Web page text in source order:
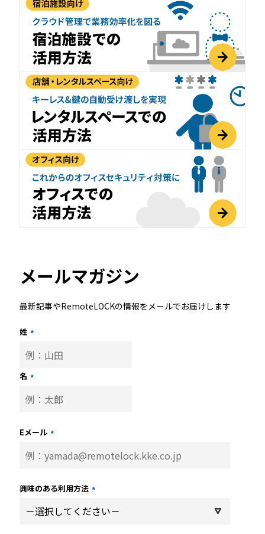
メールマガジン
最新記事やRemoteLOCKの情報をメールでお届けします
姓 *
名 *
Eメール *
興味のある利用方法 *